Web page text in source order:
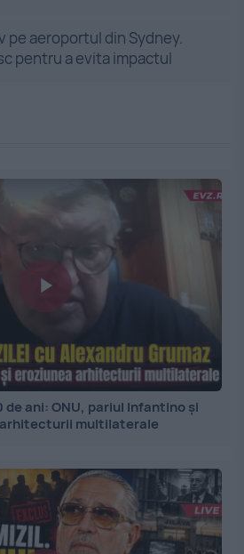
pe aeroportul din Sydney.
pentru a evita impactul
de ani: ONU, pariul Infantino și
multilaterale